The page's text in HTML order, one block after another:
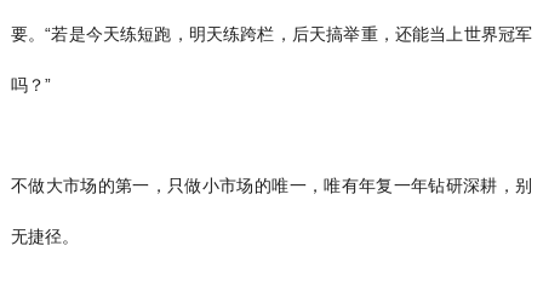
要。“若是今天练短跑，明天练跨栏，后天搞举重，还能当上世界冠军
吗？”
不做大市场的第一，只做小市场的唯一，唯有年复一年钻研深耕，别
无捷径。